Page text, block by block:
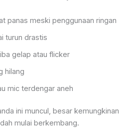
panas meski penggunaan ringan
turun drastis
gelap atau flicker
hilang
mic terdengar aneh
ini muncul, besar kemungkinan
mulai berkembang.